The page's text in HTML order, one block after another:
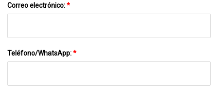
Correo electrónico:*
Teléfono/WhatsApp:*